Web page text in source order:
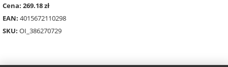
Cena: 269.18 zł
EAN: 4015672110298
SKU: OI_386270729